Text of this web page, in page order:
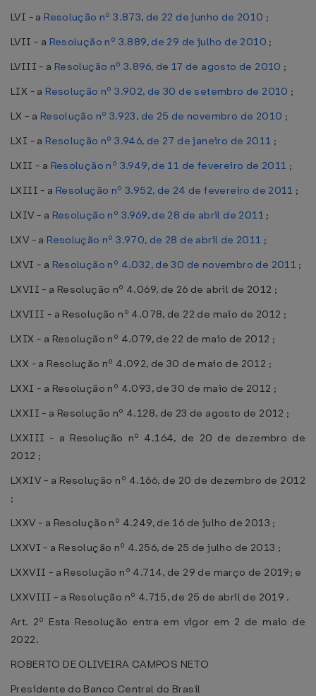
LVI - a Resolução nº 3.873, de 22 de junho de 2010 ;
LVII - a Resolução nº 3.889, de 29 de julho de 2010 ;
LVIII - a Resolução nº 3.896, de 17 de agosto de 2010 ;
LIX - a Resolução nº 3.902, de 30 de setembro de 2010 ;
LX - a Resolução nº 3.923, de 25 de novembro de 2010 ;
LXI - a Resolução nº 3.946, de 27 de janeiro de 2011 ;
LXII - a Resolução nº 3.949, de 11 de fevereiro de 2011 ;
LXIII - a Resolução nº 3.952, de 24 de fevereiro de 2011 ;
LXIV - a Resolução nº 3.969, de 28 de abril de 2011 ;
LXV - a Resolução nº 3.970, de 28 de abril de 2011 ;
LXVI - a Resolução nº 4.032, de 30 de novembro de 2011 ;
LXVII - a Resolução nº 4.069, de 26 de abril de 2012 ;
LXVIII - a Resolução nº 4.078, de 22 de maio de 2012 ;
LXIX - a Resolução nº 4.079, de 22 de maio de 2012 ;
LXX - a Resolução nº 4.092, de 30 de maio de 2012 ;
LXXI - a Resolução nº 4.093, de 30 de maio de 2012 ;
LXXII - a Resolução nº 4.128, de 23 de agosto de 2012 ;
LXXIII - a Resolução nº 4.164, de 20 de dezembro de
2012 ;
LXXIV - a Resolução nº 4.166, de 20 de dezembro de 2012
;
LXXV - a Resolução nº 4.249, de 16 de julho de 2013 ;
LXXVI - a Resolução nº 4.256, de 25 de julho de 2013 ;
LXXVII - a Resolução nº 4.714, de 29 de março de 2019; e
LXXVIII - a Resolução nº 4.715, de 25 de abril de 2019 .
Art. 2º Esta Resolução entra em vigor em 2 de maio de
2022.
ROBERTO DE OLIVEIRA CAMPOS NETO
Presidente do Banco Central do Brasil